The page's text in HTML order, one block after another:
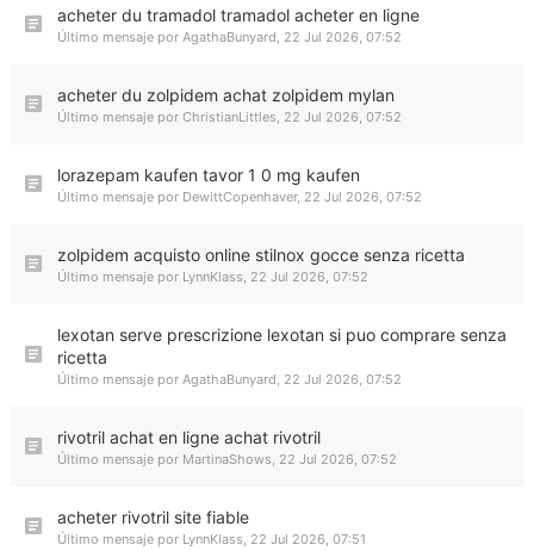
acheter du tramadol tramadol acheter en ligne
Último mensaje por AgathaBunyard, 22 Jul 2026, 07:52
acheter du zolpidem achat zolpidem mylan
Último mensaje por ChristianLittles, 22 Jul 2026, 07:52
lorazepam kaufen tavor 1 0 mg kaufen
Último mensaje por DewittCopenhaver, 22 Jul 2026, 07:52
zolpidem acquisto online stilnox gocce senza ricetta
Último mensaje por LynnKlass, 22 Jul 2026, 07:52
lexotan serve prescrizione lexotan si puo comprare senza
ricetta
Último mensaje por AgathaBunyard, 22 Jul 2026, 07:52
rivotril achat en ligne achat rivotril
Último mensaje por MartinaShows, 22 Jul 2026, 07:52
acheter rivotril site fiable
Último mensaje por LynnKlass, 22 Jul 2026, 07:51